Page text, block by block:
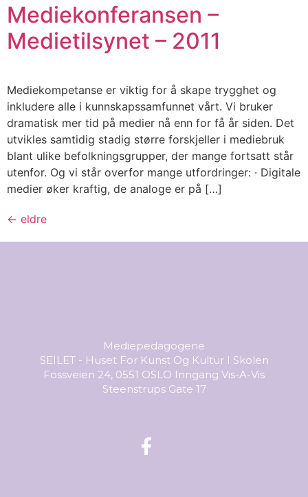
Mediekonferansen –
Medietilsynet – 2011
Mediekompetanse er viktig for å skape trygghet og
inkludere alle i kunnskapssamfunnet vårt. Vi bruker
dramatisk mer tid på medier nå enn for få år siden. Det
utvikles samtidig stadig større forskjeller i mediebruk
blant ulike befolkningsgrupper, der mange fortsatt står
utenfor. Og vi står overfor mange utfordringer: · Digitale
medier øker kraftig, de analoge er på […]
← eldre
Mediepedagogene
SEILET - Huset For Kunst Og Kultur I Skolen
Fossveien 24, 0551 OSLO Inngang Vis-A-Vis
Steenstrups Gate 17